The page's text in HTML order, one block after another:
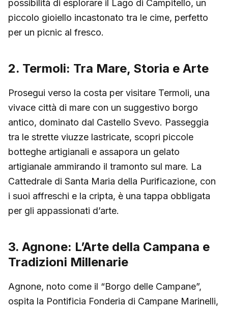
possibilità di esplorare il Lago di Campitello, un
piccolo gioiello incastonato tra le cime, perfetto
per un picnic al fresco.
2. Termoli: Tra Mare, Storia e Arte
Prosegui verso la costa per visitare Termoli, una
vivace città di mare con un suggestivo borgo
antico, dominato dal Castello Svevo. Passeggia
tra le strette viuzze lastricate, scopri piccole
botteghe artigianali e assapora un gelato
artigianale ammirando il tramonto sul mare. La
Cattedrale di Santa Maria della Purificazione, con
i suoi affreschi e la cripta, è una tappa obbligata
per gli appassionati d’arte.
3. Agnone: L’Arte della Campana e
Tradizioni Millenarie
Agnone, noto come il “Borgo delle Campane”,
ospita la Pontificia Fonderia di Campane Marinelli,